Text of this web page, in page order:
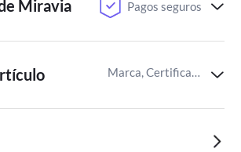
Miravia Pagos seguros
Marca, Certificaciones del producto,Identificador del artículo de Miravia